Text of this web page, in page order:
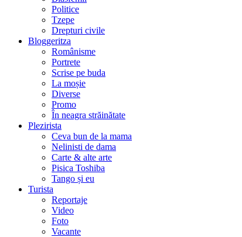
Politice
Tzepe
Drepturi civile
Bloggeritza
Românisme
Portrete
Scrise pe buda
La moșie
Diverse
Promo
În neagra străinătate
Plezirista
Ceva bun de la mama
Nelinisti de dama
Carte & alte arte
Pisica Toshiba
Tango și eu
Turista
Reportaje
Video
Foto
Vacante